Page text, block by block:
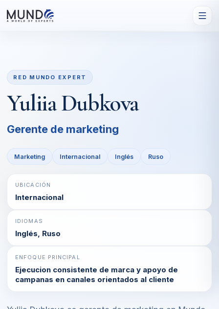
RED MUNDO EXPERT
Yuliia Dubkova
Gerente de marketing
Marketing Internacional Inglés Ruso
UBICACIÓN
Internacional
IDIOMAS
Inglés, Ruso
ENFOQUE PRINCIPAL
Ejecucion consistente de marca y apoyo de
campanas en canales orientados al cliente